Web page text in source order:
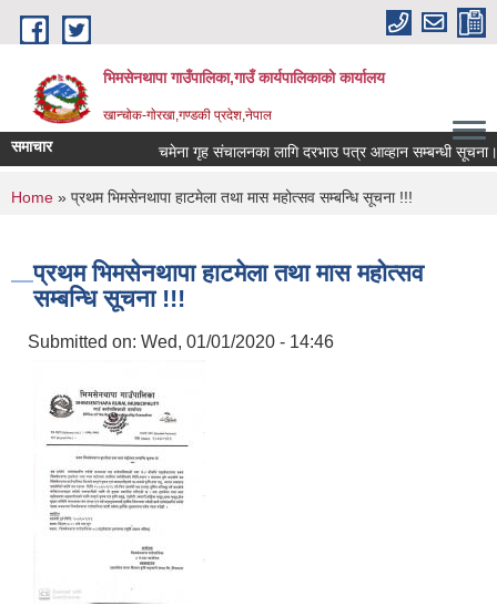
Skip to main content
भिमसेनथापा गाउँपालिका,गाउँ कार्यपालिकाकाे कार्यालय
खान्चोक-गाेरखा,गण्डकी प्रदेश,नेपाल
समाचार चमेना गृह संचालनका लागि दरभाउ पत्र आव्हान सम्बन्धी सूचना।
You are here
Home » प्रथम भिमसेनथापा हाटमेला तथा मास महोत्सव सम्बन्धि सूचना !!!
प्रथम भिमसेनथापा हाटमेला तथा मास महोत्सव
सम्बन्धि सूचना !!!
Submitted on: Wed, 01/01/2020 - 14:46